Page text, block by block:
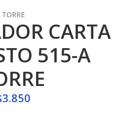
TORRE
CARTA
515-A